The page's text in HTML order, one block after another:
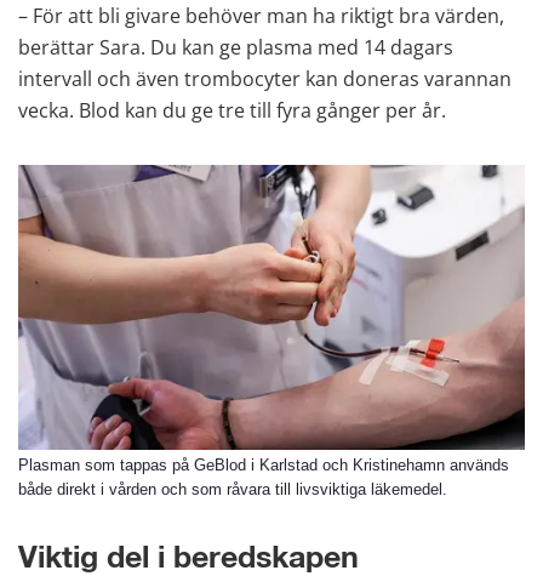
– För att bli givare behöver man ha riktigt bra värden,
berättar Sara. Du kan ge plasma med 14 dagars
intervall och även trombocyter kan doneras varannan
vecka. Blod kan du ge tre till fyra gånger per år.
Plasman som tappas på GeBlod i Karlstad och Kristinehamn används
både direkt i vården och som råvara till livsviktiga läkemedel.
Viktig del i beredskapen